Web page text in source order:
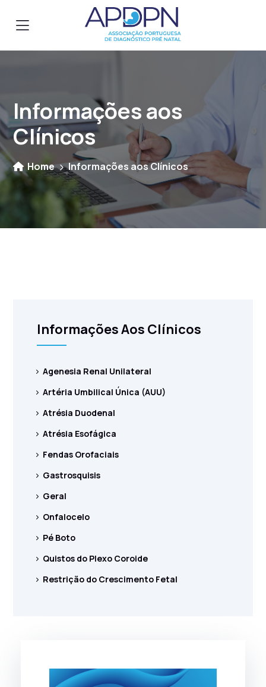
Informações aos
Clínicos
Home Informações aos Clínicos
Informações Aos Clínicos
Agenesia Renal Unilateral
Artéria Umbilical Única (AUU)
Atrésia Duodenal
Atrésia Esofágica
Fendas Orofaciais
Gastrosquisis
Geral
Onfalocelo
Pé Boto
Quistos do Plexo Coroide
Restrição do Crescimento Fetal